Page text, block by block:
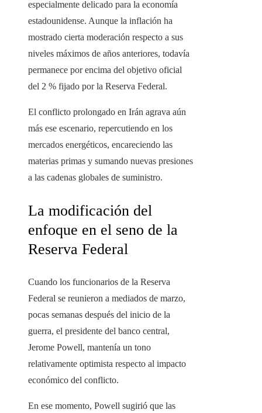
especialmente delicado para la economía
estadounidense. Aunque la inflación ha
mostrado cierta moderación respecto a sus
niveles máximos de años anteriores, todavía
permanece por encima del objetivo oficial
del 2 % fijado por la Reserva Federal.
El conflicto prolongado en Irán agrava aún
más ese escenario, repercutiendo en los
mercados energéticos, encareciendo las
materias primas y sumando nuevas presiones
a las cadenas globales de suministro.
La modificación del
enfoque en el seno de la
Reserva Federal
Cuando los funcionarios de la Reserva
Federal se reunieron a mediados de marzo,
pocas semanas después del inicio de la
guerra, el presidente del banco central,
Jerome Powell, mantenía un tono
relativamente optimista respecto al impacto
económico del conflicto.
En ese momento, Powell sugirió que las